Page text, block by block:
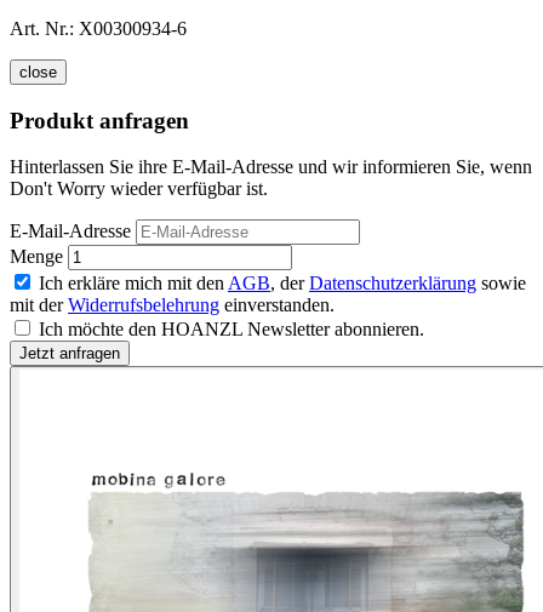
Art. Nr.: X00300934-6
close
Produkt anfragen
Hinterlassen Sie ihre E-Mail-Adresse und wir informieren Sie, wenn
Don't Worry wieder verfügbar ist.
E-Mail-Adresse
Menge
Ich erkläre mich mit den AGB, derDatenschutzerklärung sowie
mit derWiderrufsbelehrung einverstanden.
Ich möchte den HOANZL Newsletter abonnieren.